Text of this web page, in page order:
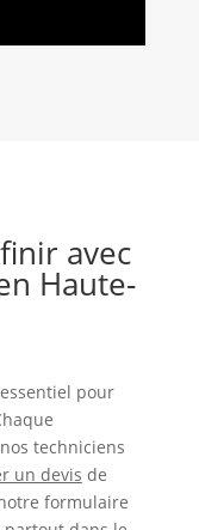
avec
Haute-
pour
techniciens
un devis de
formulaire